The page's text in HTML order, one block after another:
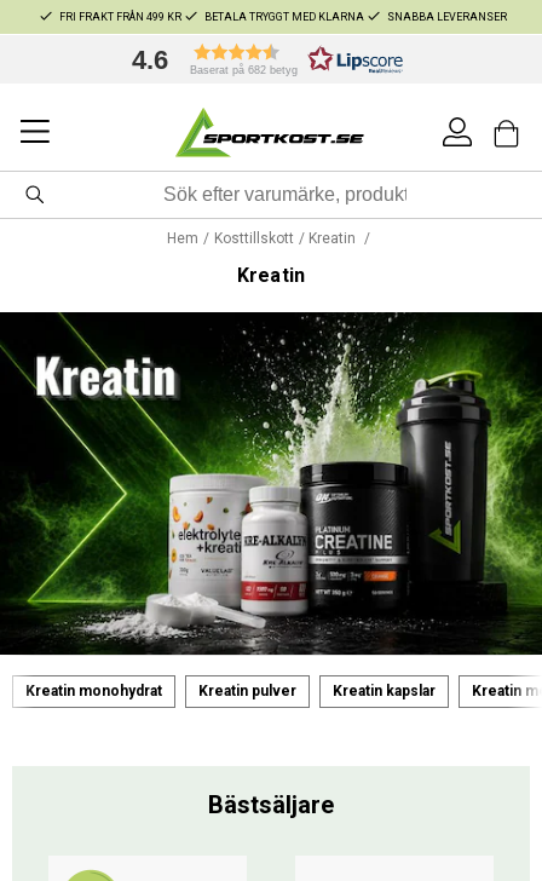
FRI FRAKT FRÅN 499 KR BETALA TRYGGT MED KLARNA SNABBA LEVERANSER
4.6 Baserat på 682 betyg
Hem Kosttillskott Kreatin
Kreatin
Kreatin monohydrat Kreatin pulver Kreatin kapslar Kreatin
Bästsäljare